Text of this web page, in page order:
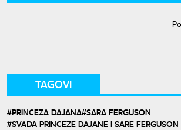
TAGOVI
PRINCEZA DAJANA SARA FERGUSON
SVAĐA PRINCEZE DAJANE I SARE FERGUSON